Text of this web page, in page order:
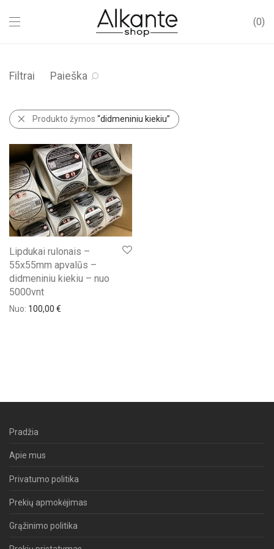
0
Filtrai Paieška
Produkto žymos “didmeniniu kiekiu”
Lipdukai rulonais –
55x55mm apvalūs –
didmeniniu kiekiu – nuo
5000vnt
Nuo: 100,00 €
Pradžia
Apie mus
Privatumo politika
Prekių apmokėjimas
Grąžinimo politika